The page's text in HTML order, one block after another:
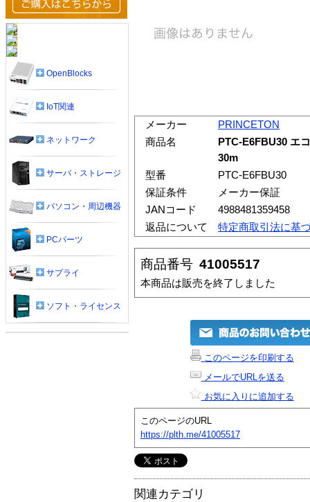
メーカー
PRINCETON
商品名
PTC-E6FBU30 エ
30m
型番
PTC-E6FBU30
保証条件
メーカー保証
JANコード
4988481359458
返品について
特定商取引法に基
商品番号 41005517
本商品は販売を終了しました
このページを印刷する
メールでURLを送る
お気に入りに追加する
このページのURL
https://plth.me/41005517
関連カテゴリ
OpenBlocks
IoT関連
ネットワーク
サーバ・ストレージ
パソコン・周辺機器
PCパーツ
サプライ
ソフト・ライセンス